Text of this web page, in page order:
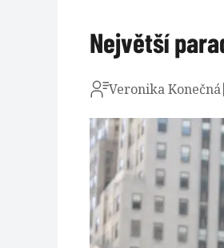
Největší
Veronika Konečná